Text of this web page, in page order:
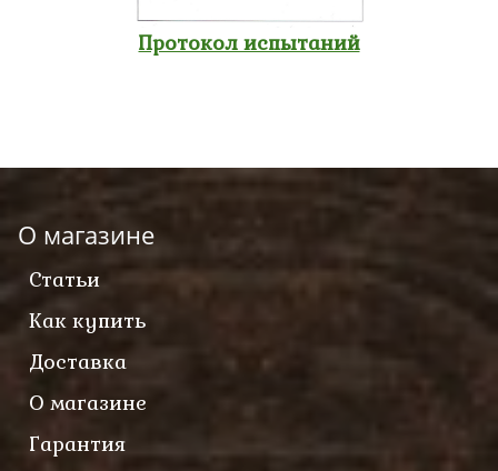
Протокол испытаний
О магазине
Статьи
Как купить
Доставка
О магазине
Гарантия